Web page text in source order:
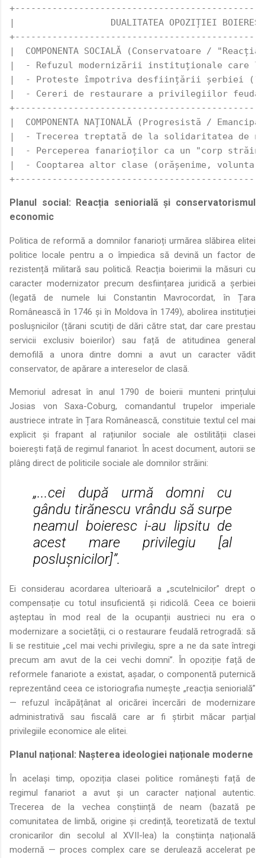
|                  DUALITATEA OPOZIȚIEI
|  COMPONENTA SOCIALĂ
|  - Refuzul modernizării instituționale
|  - Proteste împotriva desființării șerbiei
|  - Cereri de restaurare a privilegiilor
|  COMPONENTA NAȚIONALĂ
|  - Trecerea treptată de la solidaritatea de
|  - Perceperea fanarioților ca un "corp
|  - Cooptarea altor clase (orășenime,
Planul social: Reacția seniorială și conservatorismul
economic
Politica de reformă a domnilor fanarioți urmărea slăbirea elitei
politice locale pentru a o împiedica să devină un factor de
rezistență militară sau politică. Reacția boierimii la măsuri cu
caracter modernizator precum desființarea juridică a șerbiei
(legată de numele lui Constantin Mavrocordat, în Țara
Românească în 1746 și în Moldova în 1749), abolirea instituției
poslușnicilor (țărani scutiți de dări către stat, dar care prestau
servicii exclusiv boierilor) sau față de atitudinea general
demofilă a unora dintre domni a avut un caracter vădit
conservator, de apărare a intereselor de clasă.
Memoriul adresat în anul 1790 de boierii munteni prințului
Josias von Saxa-Coburg, comandantul trupelor imperiale
austriece intrate în Țara Românească, constituie textul cel mai
explicit și frapant al rațiunilor sociale ale ostilității clasei
boierești față de regimul fanariot. În acest document, autorii se
plâng direct de politicile sociale ale domnilor strāini:
„...cei după urmă domni cu
gându tirănescu vrându să surpe
neamul boieresc i-au lipsitu de
acest mare privilegiu [al
poslușnicilor]”.
Ei considerau acordarea ulterioară a „scutelnicilor” drept o
compensație cu totul insuficientă și ridicolă. Ceea ce boierii
așteptau în mod real de la ocupanții austrieci nu era o
modernizare a societății, ci o restaurare feudală retrogradă: să
li se restituie „cel mai vechi privilegiu, spre a ne da sate întregi
precum am avut de la cei vechi domni”. În opoziție față de
reformele fanariote a existat, așadar, o componentă puternică
reprezentând ceea ce istoriografia numește „reacția seniorială”
— refuzul încăpățânat al oricărei încercări de modernizare
administrativă sau fiscală care ar fi știrbit măcar parțial
privilegiile economice ale elitei.
Planul național: Nașterea ideologiei naționale moderne
În același timp, opoziția clasei politice românești față de
regimul fanariot a avut și un caracter național autentic.
Trecerea de la vechea conștiință de neam (bazată pe
comunitatea de limbă, origine și credință, teoretizată de textul
cronicarilor din secolul al XVII-lea) la conștiința națională
modernă — proces complex care se derulează accelerat pe